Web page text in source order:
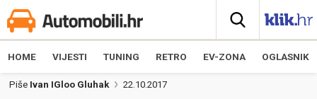
HOME VIJESTI TUNING RETRO EV-ZONA OGLASNIK
Piše Ivan IGloo Gluhak 22.10.2017